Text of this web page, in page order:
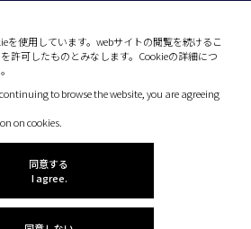
を使用しています。webサイトの閲覧を続けるこ
許可したものとみなします。Cookieの詳細につ
to browse the website, you are agreeing
on cookies.
同意する
I agree.
Ehime 790-
Ehime University.